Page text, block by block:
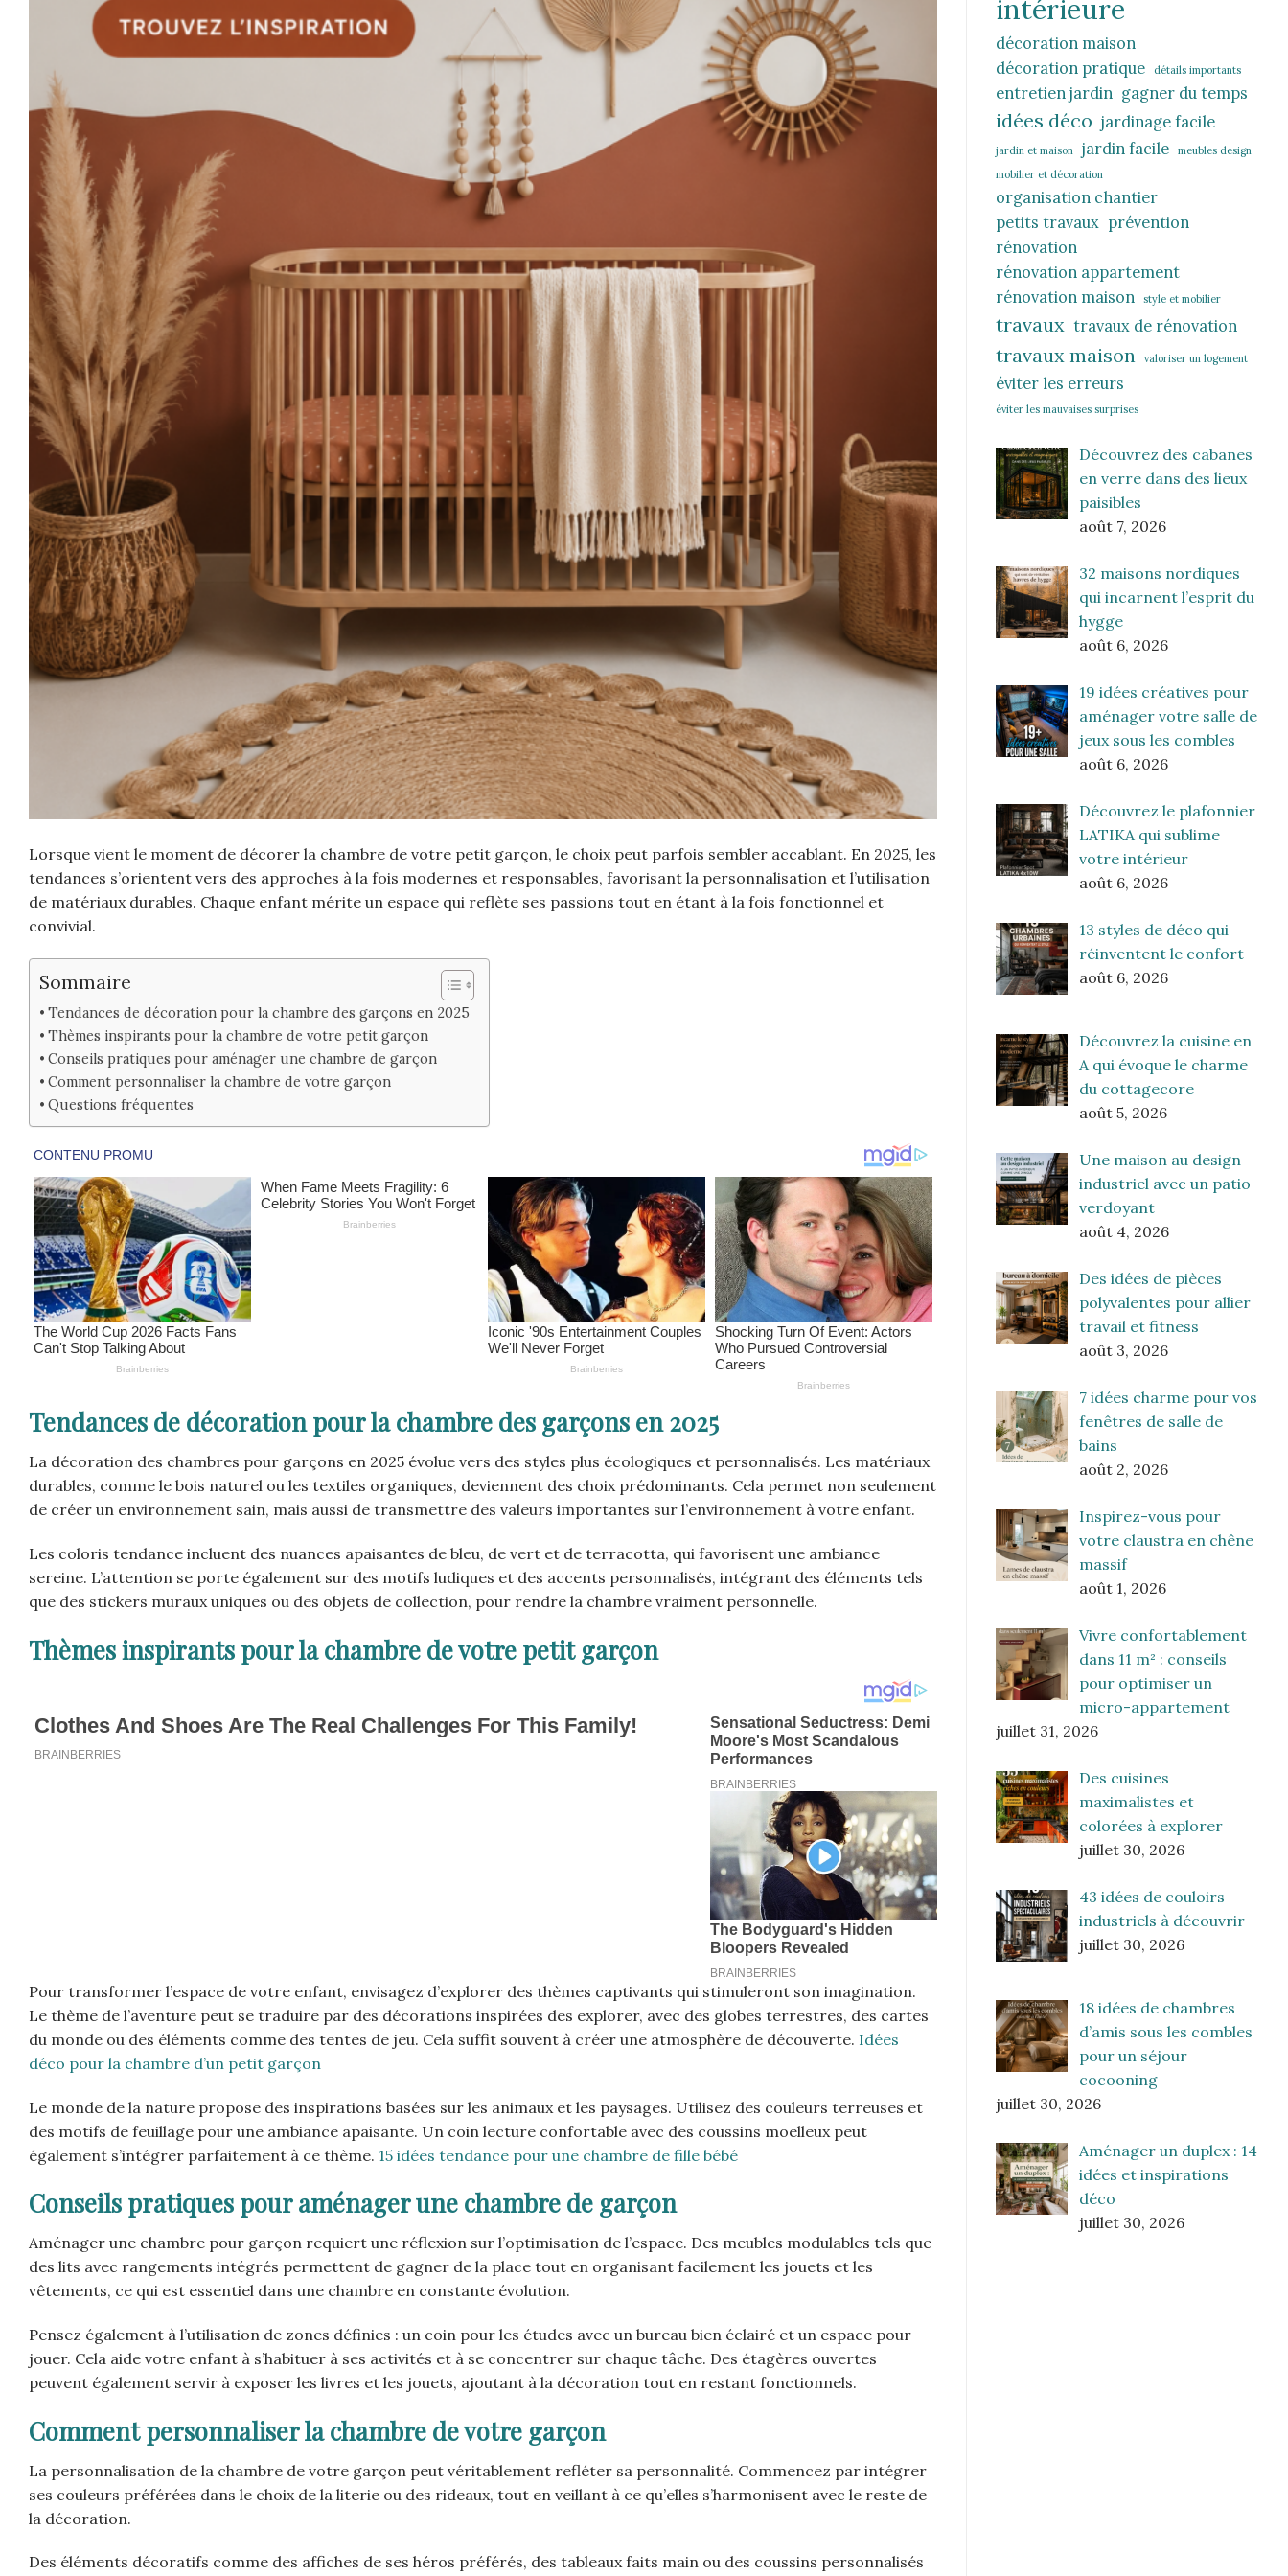
Lorsque vient le moment de décorer la chambre de votre petit garçon, le choix peut parfois sembler accablant. En 2025, les
tendances s’orientent vers des approches à la fois modernes et responsables, favorisant la personnalisation et l’utilisation
de matériaux durables. Chaque enfant mérite un espace qui reflète ses passions tout en étant à la fois fonctionnel et
convivial.
Sommaire
Tendances de décoration pour la chambre des garçons en 2025
Thèmes inspirants pour la chambre de votre petit garçon
Conseils pratiques pour aménager une chambre de garçon
Comment personnaliser la chambre de votre garçon
Questions fréquentes
Tendances de décoration pour la chambre des garçons en 2025
La décoration des chambres pour garçons en 2025 évolue vers des styles plus écologiques et personnalisés. Les matériaux
durables, comme le bois naturel ou les textiles organiques, deviennent des choix prédominants. Cela permet non seulement
de créer un environnement sain, mais aussi de transmettre des valeurs importantes sur l’environnement à votre enfant.
Les coloris tendance incluent des nuances apaisantes de bleu, de vert et de terracotta, qui favorisent une ambiance
sereine. L’attention se porte également sur des motifs ludiques et des accents personnalisés, intégrant des éléments tels
que des stickers muraux uniques ou des objets de collection, pour rendre la chambre vraiment personnelle.
Thèmes inspirants pour la chambre de votre petit garçon
Pour transformer l’espace de votre enfant, envisagez d’explorer des thèmes captivants qui stimuleront son imagination.
Le thème de l’aventure peut se traduire par des décorations inspirées des explorer, avec des globes terrestres, des cartes
du monde ou des éléments comme des tentes de jeu. Cela suffit souvent à créer une atmosphère de découverte. Idées
déco pour la chambre d’un petit garçon
Le monde de la nature propose des inspirations basées sur les animaux et les paysages. Utilisez des couleurs terreuses et
des motifs de feuillage pour une ambiance apaisante. Un coin lecture confortable avec des coussins moelleux peut
également s’intégrer parfaitement à ce thème. 15 idées tendance pour une chambre de fille bébé
Conseils pratiques pour aménager une chambre de garçon
Aménager une chambre pour garçon requiert une réflexion sur l’optimisation de l’espace. Des meubles modulables tels que
des lits avec rangements intégrés permettent de gagner de la place tout en organisant facilement les jouets et les
vêtements, ce qui est essentiel dans une chambre en constante évolution.
Pensez également à l’utilisation de zones définies : un coin pour les études avec un bureau bien éclairé et un espace pour
jouer. Cela aide votre enfant à s’habituer à ses activités et à se concentrer sur chaque tâche. Des étagères ouvertes
peuvent également servir à exposer les livres et les jouets, ajoutant à la décoration tout en restant fonctionnels.
Comment personnaliser la chambre de votre garçon
La personnalisation de la chambre de votre garçon peut véritablement refléter sa personnalité. Commencez par intégrer
ses couleurs préférées dans le choix de la literie ou des rideaux, tout en veillant à ce qu’elles s’harmonisent avec le reste de
la décoration.
Des éléments décoratifs comme des affiches de ses héros préférés, des tableaux faits main ou des coussins personnalisés
intérieure
décoration maison
décoration pratique
détails importants
entretien jardin gagner du temps
idées déco jardinage facile
jardin et maison jardin facile
meubles design
mobilier et décoration
organisation chantier
petits travaux prévention
rénovation
rénovation appartement
rénovation maison
style et mobilier
travaux travaux de rénovation
travaux maison valoriser un logement
éviter les erreurs
éviter les mauvaises surprises
Découvrez des cabanes
en verre dans des lieux
paisibles
août 7, 2026
32 maisons nordiques
qui incarnent l’esprit du
hygge
août 6, 2026
19 idées créatives pour
aménager votre salle de
jeux sous les combles
août 6, 2026
Découvrez le plafonnier
LATIKA qui sublime
votre intérieur
août 6, 2026
13 styles de déco qui
réinventent le confort
août 6, 2026
Découvrez la cuisine en
A qui évoque le charme
du cottagecore
août 5, 2026
Une maison au design
industriel avec un patio
verdoyant
août 4, 2026
Des idées de pièces
polyvalentes pour allier
travail et fitness
août 3, 2026
7 idées charme pour vos
fenêtres de salle de
bains
août 2, 2026
Inspirez-vous pour
votre claustra en chêne
massif
août 1, 2026
Vivre confortablement
dans 11 m² : conseils
pour optimiser un
micro-appartement
juillet 31, 2026
Des cuisines
maximalistes et
colorées à explorer
juillet 30, 2026
43 idées de couloirs
industriels à découvrir
juillet 30, 2026
18 idées de chambres
d’amis sous les combles
pour un séjour
cocooning
juillet 30, 2026
Aménager un duplex : 14
idées et inspirations
déco
juillet 30, 2026